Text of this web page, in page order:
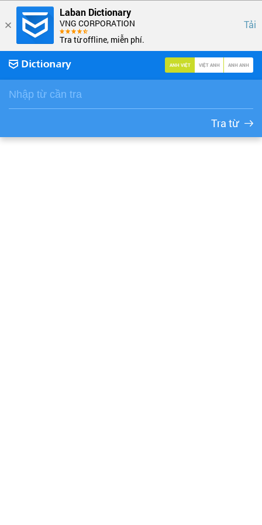
Laban Dictionary
VNG CORPORATION
Tra từ offline, miễn phí.
Tải
ANH VIỆT VIỆT ANH ANH ANH
Tra từ